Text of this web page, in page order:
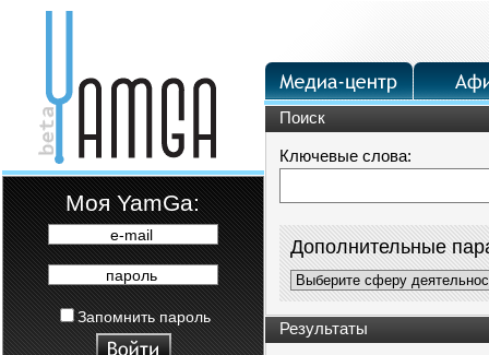
Moя YamGa:
e-mail
пароль
Запомнить пароль
Поиск
Ключевые слова:
Дополнительные
Результаты